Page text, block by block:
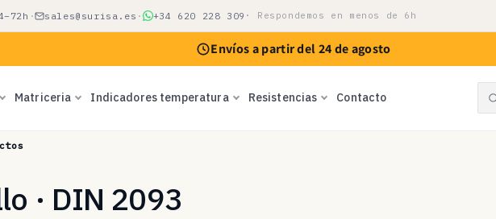
· sales@surisa.es · +34 620 228 309 · Respondemos en menos de 6h
Envíos a partir del 24 de agosto
Matriceria Indicadores temperatura Resistencias Contacto
· DIN 2093